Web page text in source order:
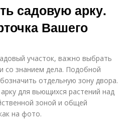
садовую арку.
Вашего
участок, важно выбрать
со знанием дела. Подобной
отдельную зону двора.
для вьющихся растений над
зоной и общей
на фото.